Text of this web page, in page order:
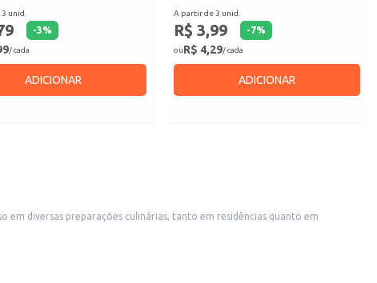
unid.
-3%
/ cada
ADICIONAR
A partir de 3 unid.
R$ 3,99 -7%
ouR$ 4,29/ cada
ADICIONAR
em diversas preparações culinárias, tanto em residências quanto em